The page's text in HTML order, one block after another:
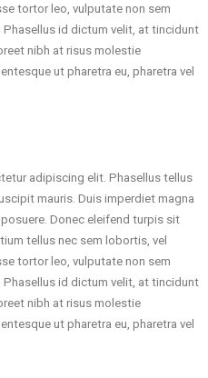
tortor leo, vulputate non sem
id dictum velit, at tincidunt
nibh at risus molestie
ut pharetra eu, pharetra vel
adipiscing elit. Phasellus tellus
mauris. Duis imperdiet magna
Donec eleifend turpis sit
tellus nec sem lobortis, vel
tortor leo, vulputate non sem
id dictum velit, at tincidunt
nibh at risus molestie
ut pharetra eu, pharetra vel